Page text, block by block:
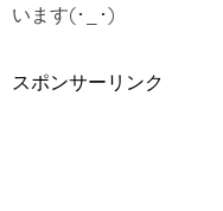
います(･_･)
スポンサーリンク